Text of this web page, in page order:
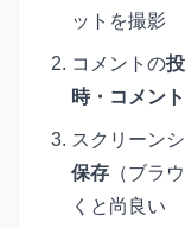
ットを撮影
コメントの
時・コメン
スクリーン
保存 （ブラ
くと尚良い